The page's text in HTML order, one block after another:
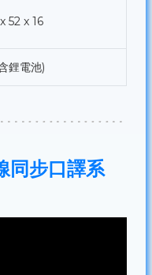
52 x 16
鋰電池)
同步口譯系